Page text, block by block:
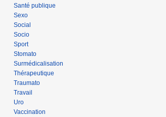
Santé publique
Sexo
Social
Socio
Sport
Stomato
Surmédicalisation
Thérapeutique
Traumato
Travail
Uro
Vaccination